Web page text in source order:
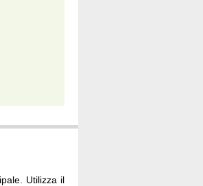
Utilizza il